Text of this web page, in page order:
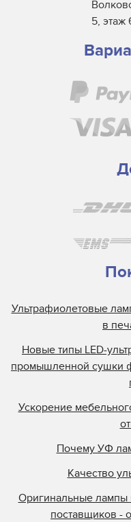
5,
Ультрафиолетовые
в
Новые типы LED-
промышленной сушки
Ускорение
Почему УФ
Качество
Оригинальные лампы
поставщиков -